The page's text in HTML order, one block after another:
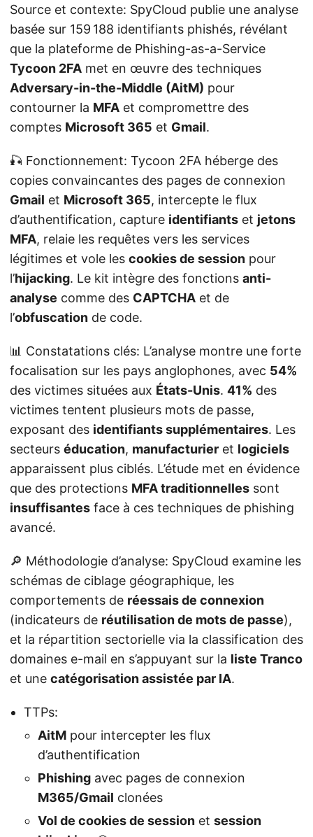
Source et contexte: SpyCloud publie une analyse
basée sur 159 188 identifiants phishés, révélant
que la plateforme de Phishing-as-a-Service
Tycoon 2FA met en œuvre des techniques
Adversary-in-the-Middle (AitM) pour
contourner la MFA et compromettre des
comptes Microsoft 365 et Gmail.
🎣 Fonctionnement: Tycoon 2FA héberge des
copies convaincantes des pages de connexion
Gmail et Microsoft 365, intercepte le flux
d’authentification, capture identifiants et jetons
MFA, relaie les requêtes vers les services
légitimes et vole les cookies de session pour
l’hijacking. Le kit intègre des fonctions anti-
analyse comme des CAPTCHA et de
l’obfuscation de code.
📊 Constatations clés: L’analyse montre une forte
focalisation sur les pays anglophones, avec 54%
des victimes situées aux États-Unis. 41% des
victimes tentent plusieurs mots de passe,
exposant des identifiants supplémentaires. Les
secteurs éducation, manufacturier et logiciels
apparaissent plus ciblés. L’étude met en évidence
que des protections MFA traditionnelles sont
insuffisantes face à ces techniques de phishing
avancé.
🔎 Méthodologie d’analyse: SpyCloud examine les
schémas de ciblage géographique, les
comportements de réessais de connexion
(indicateurs de réutilisation de mots de passe),
et la répartition sectorielle via la classification des
domaines e-mail en s’appuyant sur la liste Tranco
et une catégorisation assistée par IA.
TTPs:
AitM pour intercepter les flux
d’authentification
Phishing avec pages de connexion
M365/Gmail clonées
Vol de cookies de session et session